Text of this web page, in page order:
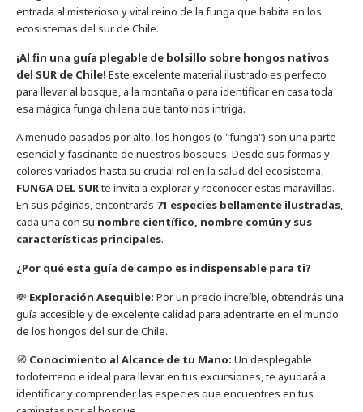
entrada al misterioso y vital reino de la funga que habita en los
ecosistemas del sur de Chile.
¡Al fin una guía plegable de bolsillo sobre hongos nativos
del SUR de Chile! Este excelente material ilustrado es perfecto
para llevar al bosque, a la montaña o para identificar en casa toda
esa mágica funga chilena que tanto nos intriga.
A menudo pasados por alto, los hongos (o "funga") son una parte
esencial y fascinante de nuestros bosques. Desde sus formas y
colores variados hasta su crucial rol en la salud del ecosistema,
FUNGA DEL SURte invita a explorar y reconocer estas maravillas.
En sus páginas, encontrarás 71 especies bellamente ilustradas,
cada una con su nombre científico, nombre común y sus
características principales.
¿Por qué esta guía de campo es indispensable para ti?
💸 Exploración Asequible: Por un precio increíble, obtendrás una
guía accesible y de excelente calidad para adentrarte en el mundo
de los hongos del sur de Chile.
🧭 Conocimiento al Alcance de tu Mano: Un desplegable
todoterreno e ideal para llevar en tus excursiones, te ayudará a
identificar y comprender las especies que encuentres en tus